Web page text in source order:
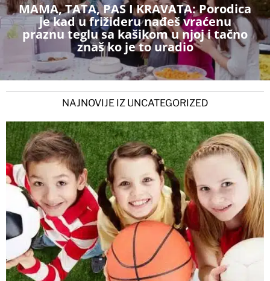
MAMA, TATA, PAS I KRAVATA: Porodica
je kad u frižideru nađeš vraćenu
praznu teglu sa kašikom u njoj i tačno
znaš ko je to uradio
NAJNOVIJE IZ UNCATEGORIZED